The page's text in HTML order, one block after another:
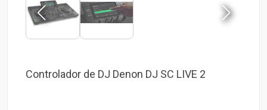
Controlador de DJ Denon DJ SC LIVE 2